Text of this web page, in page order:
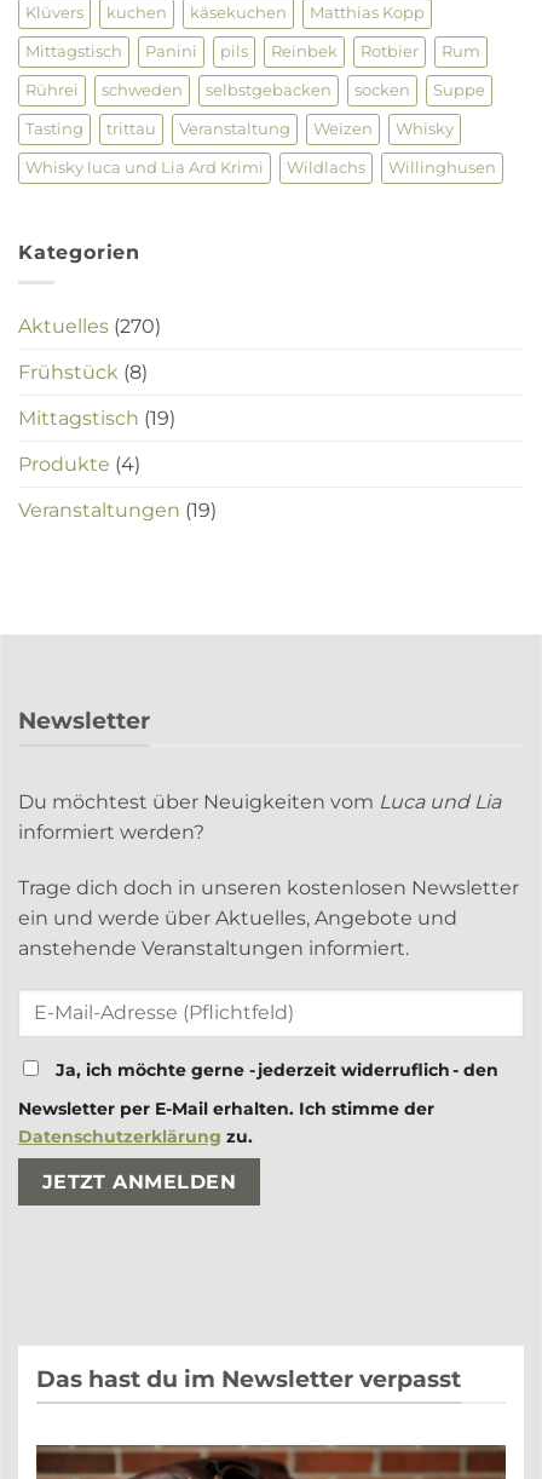
Klüvers kuchen käsekuchen Matthias Kopp
Mittagstisch Panini pils Reinbek Rotbier Rum
Rührei schweden selbstgebacken socken Suppe
Tasting trittau Veranstaltung Weizen Whisky
Whisky luca und Lia Ard Krimi Wildlachs Willinghusen
Kategorien
Aktuelles (270)
Frühstück (8)
Mittagstisch (19)
Produkte (4)
Veranstaltungen (19)
Newsletter
Du möchtest über Neuigkeiten vom Luca und Lia
informiert werden?
Trage dich doch in unseren kostenlosen Newsletter
ein und werde über Aktuelles, Angebote und
anstehende Veranstaltungen informiert.
Ja, ich möchte gerne - jederzeit widerruflich - den
Newsletter per E-Mail erhalten. Ich stimme der
Datenschutzerklärung zu.
Das hast du im Newsletter verpasst